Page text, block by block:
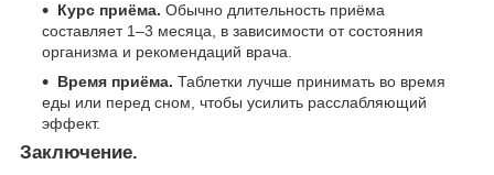
Курс приёма. Обычно длительность приёма
составляет 1–3 месяца, в зависимости от состояния
организма и рекомендаций врача.
Время приёма. Таблетки лучше принимать во время
еды или перед сном, чтобы усилить расслабляющий
эффект.
Заключение.